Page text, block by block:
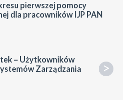
pierwszej pomocy
dla pracowników IJP PAN
>
– Użytkowników
Zarządzania